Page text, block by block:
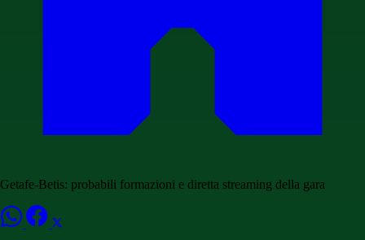
Getafe-Betis: probabili formazioni e diretta streaming della gara